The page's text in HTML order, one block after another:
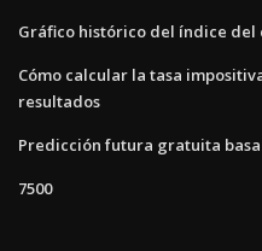
Gráfico histórico del índice
Cómo calcular la tasa
resultados
Predicción futura gratuita
7500